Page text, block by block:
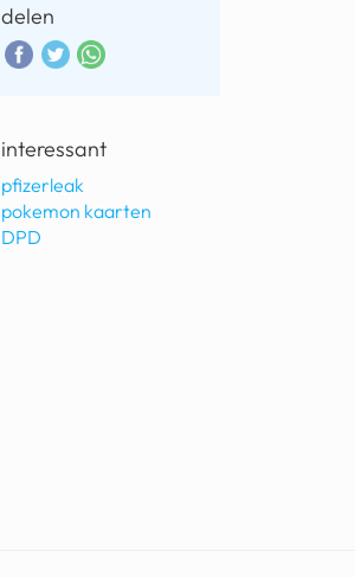
delen
interessant
pfizerleak
pokemon kaarten
DPD